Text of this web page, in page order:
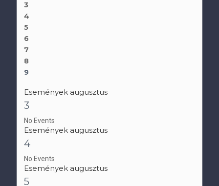
3
4
5
6
7
8
9
Események augusztus
3
No Events
Események augusztus
4
No Events
Események augusztus
5